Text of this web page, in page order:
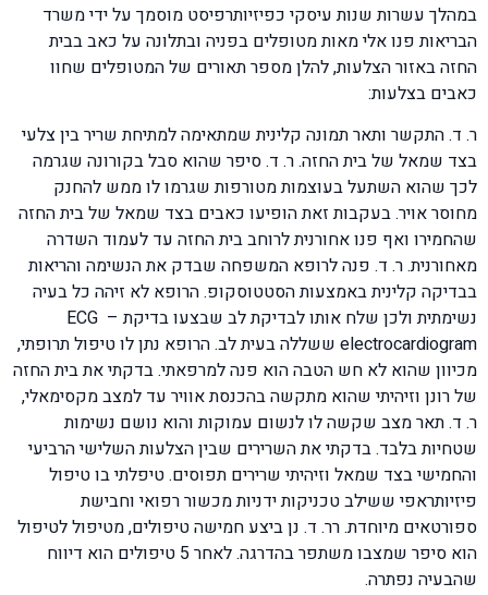
במהלך עשרות שנות עיסקי כפיזיותרפיסט מוסמך על ידי משרד
הבריאות פנו אלי מאות מטופלים בפניה ובתלונה על כאב בבית
החזה באזור הצלעות, להלן מספר תאורים של המטופלים שחוו
כאבים בצלעות:
ר. ד. התקשר ותאר תמונה קלינית שמתאימה למתיחת שריר בין צלעי
בצד שמאל של בית החזה. ר. ד. סיפר שהוא סבל בקורונה שגרמה
לכך שהוא השתעל בעוצמות מטורפות שגרמו לו ממש להחנק
מחוסר אויר. בעקבות זאת הופיעו כאבים בצד שמאל של בית החזה
שהחמירו ואף פנו אחורנית לרוחב בית החזה עד לעמוד השדרה
מאחורנית. ר. ד. פנה לרופא המשפחה שבדק את הנשימה והריאות
בבדיקה קלינית באמצעות הסטטוסקופ. הרופא לא זיהה כל בעיה
נשימתית ולכן שלח אותו לבדיקת לב שבצעו בדיקת ECG –
electrocardiogram ששללה בעית לב. הרופא נתן לו טיפול תרופתי,
מכיוון שהוא לא חש הטבה הוא פנה למרפאתי. בדקתי את בית החזה
של רונן וזיהיתי שהוא מתקשה בהכנסת אוויר עד למצב מקסימאלי,
ר. ד. תאר מצב שקשה לו לנשום עמוקות והוא נושם נשימות
שטחיות בלבד. בדקתי את השרירים שבין הצלעות השלישי הרביעי
והחמישי בצד שמאל וזיהיתי שרירים תפוסים. טיפלתי בו טיפול
פיזיותראפי ששילב טכניקות ידניות מכשור רפואי וחבישת
ספורטאים מיוחדת. רר. ד. נן ביצע חמישה טיפולים, מטיפול לטיפול
הוא סיפר שמצבו משתפר בהדרגה. לאחר 5 טיפולים הוא דיווח
שהבעיה נפתרה.